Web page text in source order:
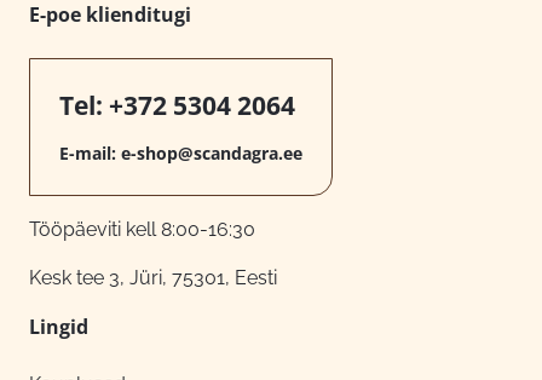
E-poe klienditugi
Tel: +372 5304 2064
E-mail: e-shop@scandagra.ee
Tööpäeviti kell 8:00-16:30
Kesk tee 3, Jüri, 75301, Eesti
Lingid